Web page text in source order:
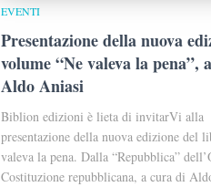
EVENTI
Presentazione della nuova
volume “Ne valeva la pena”,
Aldo Aniasi
Biblion edizioni è lieta di invitarVi alla
presentazione della nuova edizione del
valeva la pena. Dalla “Repubblica”
Costituzione repubblicana, a cura di